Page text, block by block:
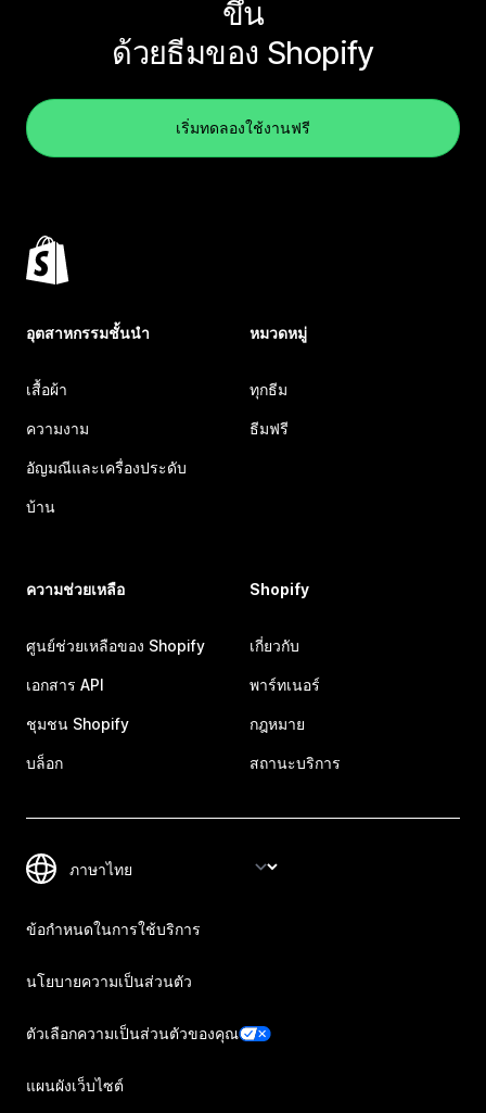
ขึ้น
ด้วยธีมของ Shopify
เริ่มทดลองใช้งานฟรี
อุตสาหกรรมชั้นนำ
เสื้อผ้า
ความงาม
อัญมณีและเครื่องประดับ
บ้าน
หมวดหมู่
ทุกธีม
ธีมฟรี
ความช่วยเหลือ
ศูนย์ช่วยเหลือของ Shopify
เอกสาร API
ชุมชน Shopify
บล็อก
Shopify
เกี่ยวกับ
พาร์ทเนอร์
กฎหมาย
สถานะบริการ
ข้อกำหนดในการใช้บริการ
นโยบายความเป็นส่วนตัว
ตัวเลือกความเป็นส่วนตัวของคุณ
แผนผังเว็บไซต์